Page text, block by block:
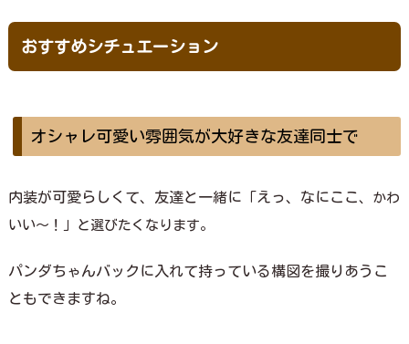
おすすめシチュエーション
オシャレ可愛い雰囲気が大好きな友達同士で
内装が可愛らしくて、友達と一緒に「えっ、なにここ、かわ
いい～！」と選びたくなります。
パンダちゃんバックに入れて持っている構図を撮りあうこ
ともできますね。